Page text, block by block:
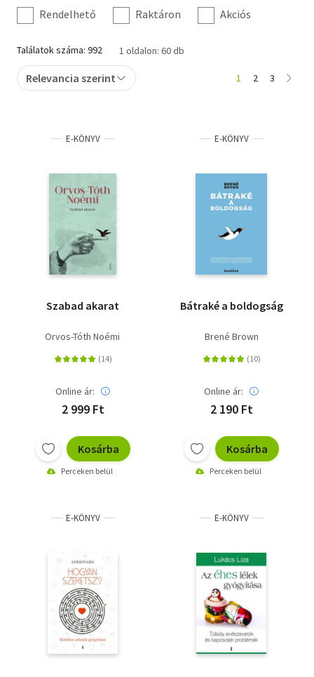
Kert és lakás
Magánkiadás
Művészet
Szakkönyv
Számítástechnika
Szépirodalom
Szórakoztató irodalom
Tankönyv, segédkönyv
Történelem
Üzleti élet, karrier
Vallás
Deutsch
szűrés
Rendelhető
Raktáron Akciós
Találatok száma: 992 1 oldalon: 60 db
Relevancia szerint 1 2 3
E-KÖNYV
Szabad akarat
Orvos-Tóth Noémi
Online ár:
2 999 Ft
Kosárba
Perceken belül
E-KÖNYV
Bátraké a boldogság
Brené Brown
Online ár:
2 190 Ft
Kosárba
Perceken belül
E-KÖNYV E-KÖNYV